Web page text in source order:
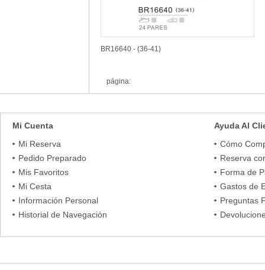
BR16640 - (36-41)
página:
Mi Cuenta
Mi Reserva
Pedido Preparado
Mis Favoritos
Mi Cesta
Información Personal
Historial de Navegación
Ayuda Al
Cómo
Reserva
Forma de
Gastos de
Preguntas